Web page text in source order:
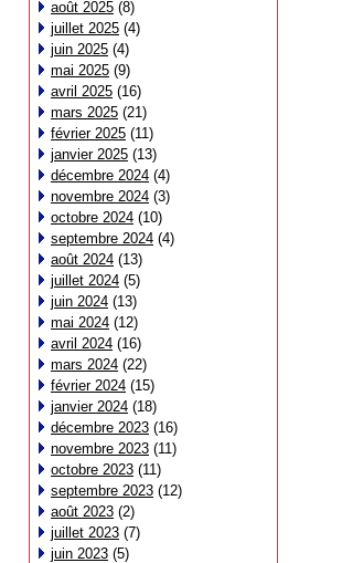
août 2025 (8)
juillet 2025 (4)
juin 2025 (4)
mai 2025 (9)
avril 2025 (16)
mars 2025 (21)
février 2025 (11)
janvier 2025 (13)
décembre 2024 (4)
novembre 2024 (3)
octobre 2024 (10)
septembre 2024 (4)
août 2024 (13)
juillet 2024 (5)
juin 2024 (13)
mai 2024 (12)
avril 2024 (16)
mars 2024 (22)
février 2024 (15)
janvier 2024 (18)
décembre 2023 (16)
novembre 2023 (11)
octobre 2023 (11)
septembre 2023 (12)
août 2023 (2)
juillet 2023 (7)
juin 2023 (5)